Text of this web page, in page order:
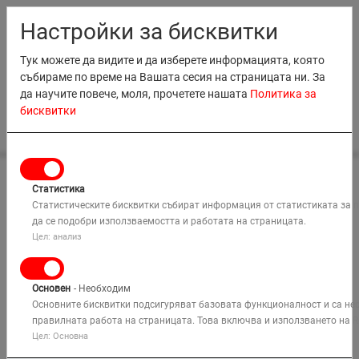
RO
НАЕМАНЕ
ПРОДАЖБИ
ОБУЧЕНИЕ
КОМПАНИЯ
РЕШЕНИЯ
МЕСТА
Petrol backpack blowers
Petrol Backpack Blowers
Настройки за бисквитки
Тук можете да видите и да изберете информацията, която
събираме по време на Вашата сесия на страницата ни. За
да научите повече, моля, прочетете нашата Политика за
бисквитки
Статистика
Статистическите бисквитки събират информация от статистиката за
да се подобри използваемостта и работата на страницата.
Цел: анализ
Основен - Необходим
Основните бисквитки подсигуряват базовата функционалност и са
правилната работа на страницата. Това включва и използването на
Цел: Основна